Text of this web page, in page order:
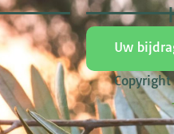
Uw
Copyright